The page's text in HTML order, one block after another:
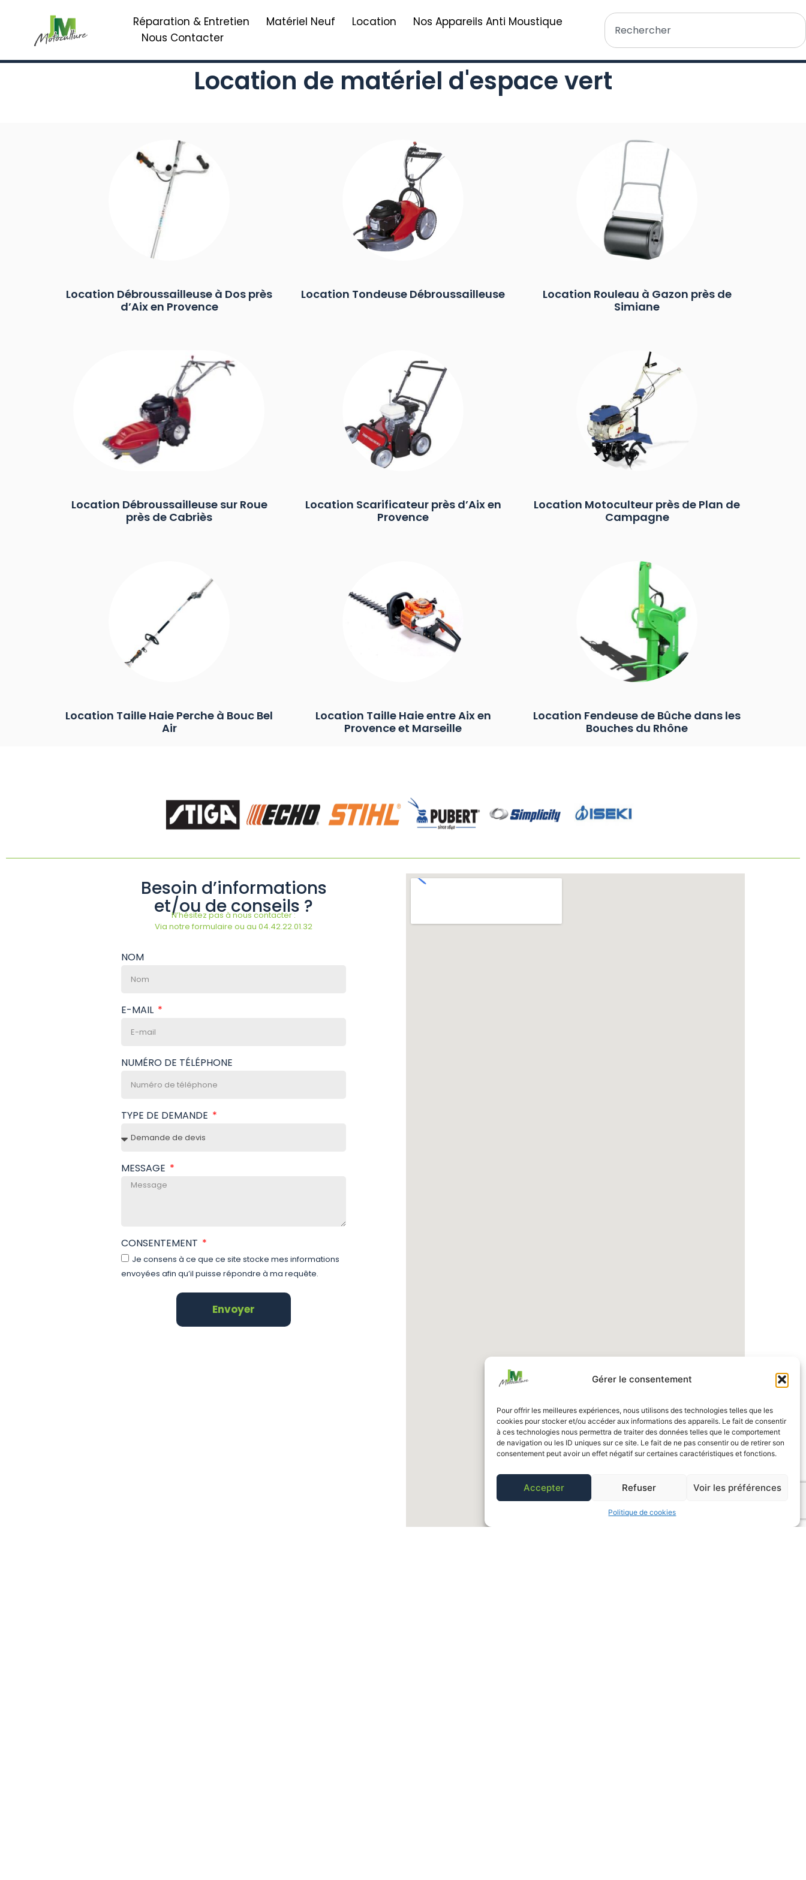
Gérer le consentement
Pour offrir les meilleures expériences, nous utilisons des technologies telles que les
cookies pour stocker et/ou accéder aux informations des appareils. Le fait de consentir
à ces technologies nous permettra de traiter des données telles que le comportement
de navigation ou les ID uniques sur ce site. Le fait de ne pas consentir ou de retirer son
consentement peut avoir un effet négatif sur certaines caractéristiques et fonctions.
Accepter Refuser Voir les préférences
Politique de cookies
Réparation & Entretien Matériel Neuf Location
Nos Appareils Anti Moustique
Nous Contacter
Location de matériel d'espace vert
Location Débroussailleuse à Dos près
d’Aix en Provence
Location Tondeuse Débroussailleuse
Location Rouleau à Gazon près de
Simiane
Location Débroussailleuse sur Roue
près de Cabriès
Location Scarificateur près d’Aix en
Provence
Location Motoculteur près de Plan de
Campagne
Location Taille Haie Perche à Bouc Bel
Air
Location Taille Haie entre Aix en
Provence et Marseille
Location Fendeuse de Bûche dans les
Bouches du Rhône
Besoin d’informations
et/ou de conseils ?
N’hésitez pas à nous contacter :
Via notre formulaire ou au 04.42.22.01.32
NOM
E-MAIL
NUMÉRO DE TÉLÉPHONE
TYPE DE DEMANDE
MESSAGE
CONSENTEMENT
Je consens à ce que ce site stocke mes informations
envoyées afin qu’il puisse répondre à ma requête.
Envoyer